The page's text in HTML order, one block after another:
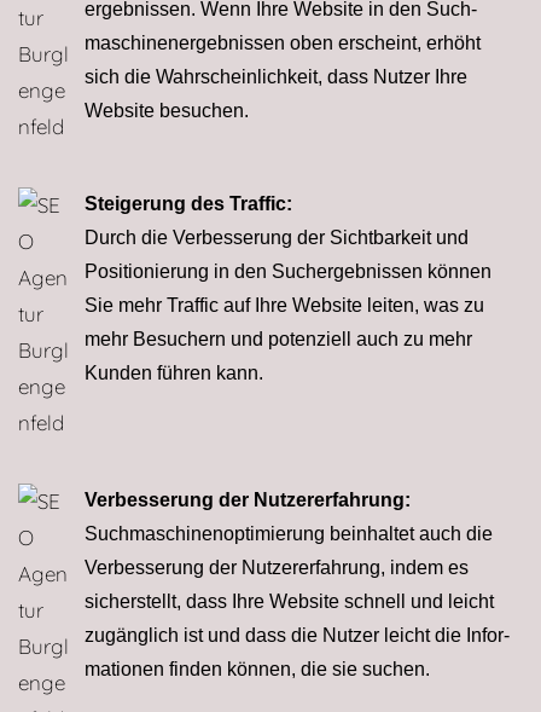
er­geb­nissen. Wenn Ihre Website in den Such­
maschinen­ergeb­nis­sen oben erscheint, erhöht
sich die Wahrscheinlichkeit, dass Nutzer Ihre
Website besuchen.
Steigerung des Traffic:
Durch die Verbesserung der Sichtbarkeit und
Positio­nie­rung in den Suchergebnissen können
Sie mehr Traffic auf Ihre Website leiten, was zu
mehr Besuchern und poten­ziell auch zu mehr
Kunden führen kann.
Verbesserung der Nutzererfahrung:
Suchmaschinenoptimierung beinhaltet auch die
Verbesserung der Nutzer­er­fahrung, indem es
sicherstellt, dass Ihre Website schnell und leicht
zugänglich ist und dass die Nutzer leicht die Infor­
ma­tionen finden können, die sie suchen.